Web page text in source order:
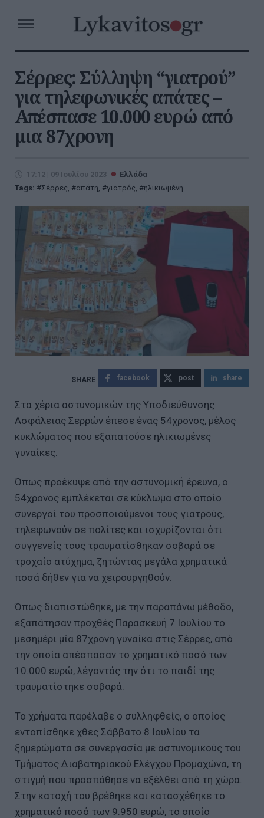
Σέρρες: Σύλληψη “γιατρού”
για τηλεφωνικές απάτες –
Απέσπασε 10.000 ευρώ από
μια 87χρονη
17:12 | 09 Ιουλίου 2023
Ελλάδα
Tags:
Σέρρες, απάτη, γιατρός, ηλικιωμένη
facebook post share
Στα χέρια αστυνομικών της Υποδιεύθυνσης
Ασφάλειας Σερρών έπεσε ένας 54χρονος, μέλος
κυκλώματος που εξαπατούσε ηλικιωμένες
γυναίκες.
Όπως προέκυψε από την αστυνομική έρευνα, ο
54χρονος εμπλέκεται σε κύκλωμα στο οποίο
συνεργοί του προσποιούμενοι τους γιατρούς,
τηλεφωνούν σε πολίτες και ισχυρίζονται ότι
συγγενείς τους τραυματίσθηκαν σοβαρά σε
τροχαίο ατύχημα, ζητώντας μεγάλα χρηματικά
ποσά δήθεν για να χειρουργηθούν.
Όπως διαπιστώθηκε, με την παραπάνω μέθοδο,
εξαπάτησαν προχθές Παρασκευή 7 Ιουλίου το
μεσημέρι μία 87χρονη γυναίκα στις Σέρρες, από
την οποία απέσπασαν το χρηματικό ποσό των
10.000 ευρώ, λέγοντάς την ότι το παιδί της
τραυματίστηκε σοβαρά.
Το χρήματα παρέλαβε ο συλληφθείς, ο οποίος
εντοπίσθηκε χθες Σάββατο 8 Ιουλίου τα
ξημερώματα σε συνεργασία με αστυνομικούς του
Τμήματος Διαβατηριακού Ελέγχου Προμαχώνα, τη
στιγμή που προσπάθησε να εξέλθει από τη χώρα.
Στην κατοχή του βρέθηκε και κατασχέθηκε το
χρηματικό ποσό των 9.950 ευρώ, το οποίο